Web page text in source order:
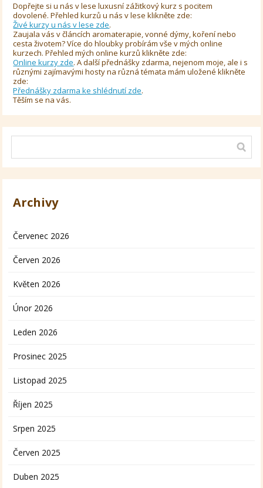
Dopřejte si u nás v lese luxusní zážitkový kurz s pocitem
dovolené. Přehled kurzů u nás v lese klikněte zde:
Živé kurzy u nás v lese zde.
Zaujala vás v článcích aromaterapie, vonné dýmy, koření nebo
cesta životem? Více do hloubky probírám vše v mých online
kurzech. Přehled mých online kurzů klikněte zde:
Online kurzy zde. A další přednášky zdarma, nejenom moje, ale i s
různými zajímavými hosty na různá témata mám uložené klikněte
zde:
Přednášky zdarma ke shlédnutí zde.
Těším se na vás.
Archivy
Červenec 2026
Červen 2026
Květen 2026
Únor 2026
Leden 2026
Prosinec 2025
Listopad 2025
Říjen 2025
Srpen 2025
Červen 2025
Duben 2025